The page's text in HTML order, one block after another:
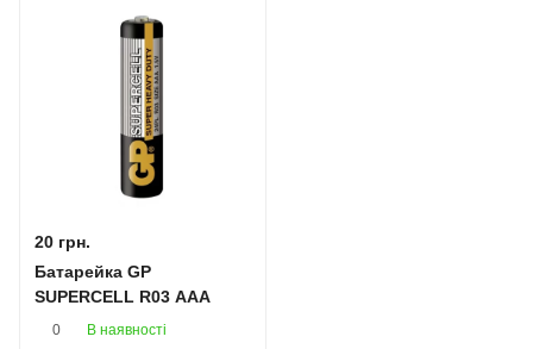
20 грн.
Батарейка GP
SUPERCELL R03 AAA
0 В наявності